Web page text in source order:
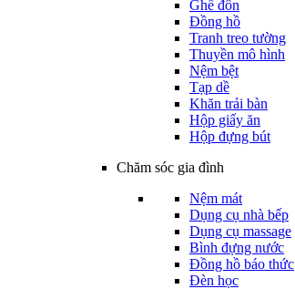
Ghế đôn
Đồng hồ
Tranh treo tường
Thuyền mô hình
Nệm bệt
Tạp dề
Khăn trải bàn
Hộp giấy ăn
Hộp đựng bút
Chăm sóc gia đình
Nệm mát
Dụng cụ nhà bếp
Dụng cụ massage
Bình đựng nước
Đồng hồ báo thức
Đèn học